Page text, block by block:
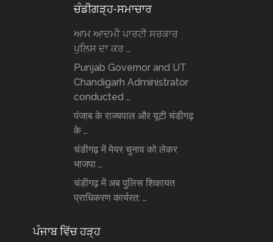
ਚੰਡੀਗੜ੍ਹ-ਸਮਾਚਾਰ
ਆਮ ਆਦਮੀ ਪਾਰਟੀ ਸਰਕਾਰ
ਪੁਲਿਸ ਦਾ ਕਰ …
Punjab Governor and UT
Chandigarh Administrator
conducted …
पंजाब के राज्यपाल और यूटी चंडीगढ़
के …
चंडीगढ़ में मेयर चुनाव को लेकर
भाजपा …
चंडीगढ़ में अब पुलिस शिकायत
प्राधिकरण कार्यरत: …
ਪੰਜਾਬ ਵਿੱਚ ਹੜ੍ਹ